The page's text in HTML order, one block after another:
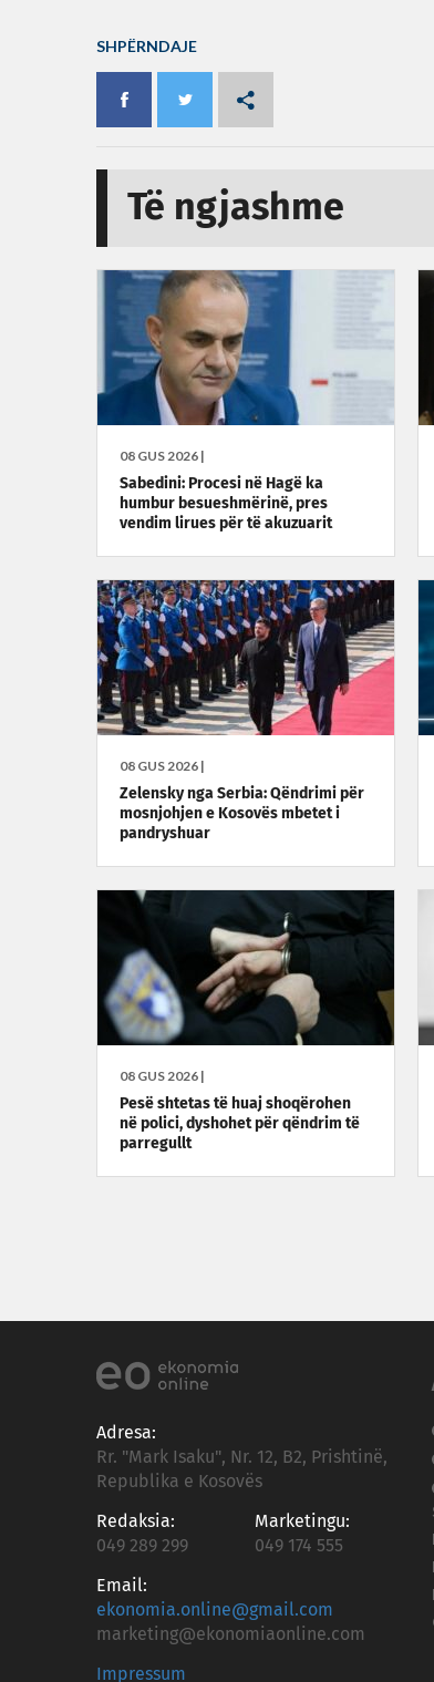
SHPËRNDAJE
Të ngjashme
08 GUS 2026 |
Sabedini: Procesi në Hagë ka
humbur besueshmërinë, pres
vendim lirues për të akuzuarit
08 GUS 2026 |
Zelensky nga Serbia: Qëndrimi për
mosnjohjen e Kosovës mbetet i
pandryshuar
08 GUS 2026 |
Pesë shtetas të huaj shoqërohen
në polici, dyshohet për qëndrim të
parregullt
Adresa:
Rr. "Mark Isaku", Nr. 12, B2, Prishtinë,
Republika e Kosovës
Redaksia:
049 289 299
Marketingu:
049 174 555
Email:
ekonomia.online@gmail.com
marketing@ekonomiaonline.com
Impressum